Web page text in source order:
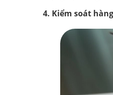
4. Kiểm soát